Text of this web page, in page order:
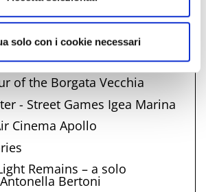
solo con i cookie necessari
rock style
Alfredo's House
of the Borgata Vecchia
- Street Games Igea Marina
Cinema Apollo
Remains – a solo
Bertoni